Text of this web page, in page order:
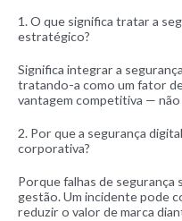
1. O que significa tratar a
estratégico?
Significa integrar a
tratando-a como um fator
vantagem competitiva —
2. Por que a segurança
corporativa?
Porque falhas de segurança
gestão. Um incidente pode
reduzir o valor de marca